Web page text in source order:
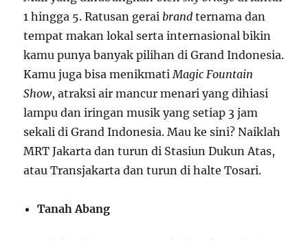
1 hingga 5. Ratusan gerai brandternama dan
tempat makan lokal serta internasional bikin
kamu punya banyak pilihan di Grand Indonesia.
Kamu juga bisa menikmatiMagic Fountain
Show, atraksi air mancur menari yang dihiasi
lampu dan iringan musik yang setiap 3 jam
sekali di Grand Indonesia. Mau ke sini? Naiklah
MRT Jakarta dan turun di Stasiun Dukun Atas,
atau Transjakarta dan turun di halte Tosari.
Tanah Abang